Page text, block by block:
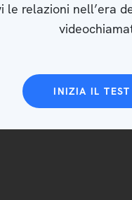
le relazioni nell’era
INIZIA IL TEST